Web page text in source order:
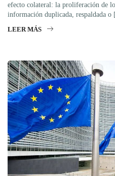
efecto colateral: la proliferación de
información duplicada, respaldada
LEER MÁS